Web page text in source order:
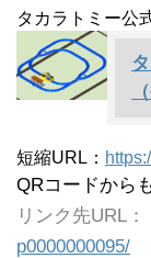
タカラトミー公
短縮URL：
QRコードから
リンク先URL：
p0000000095/